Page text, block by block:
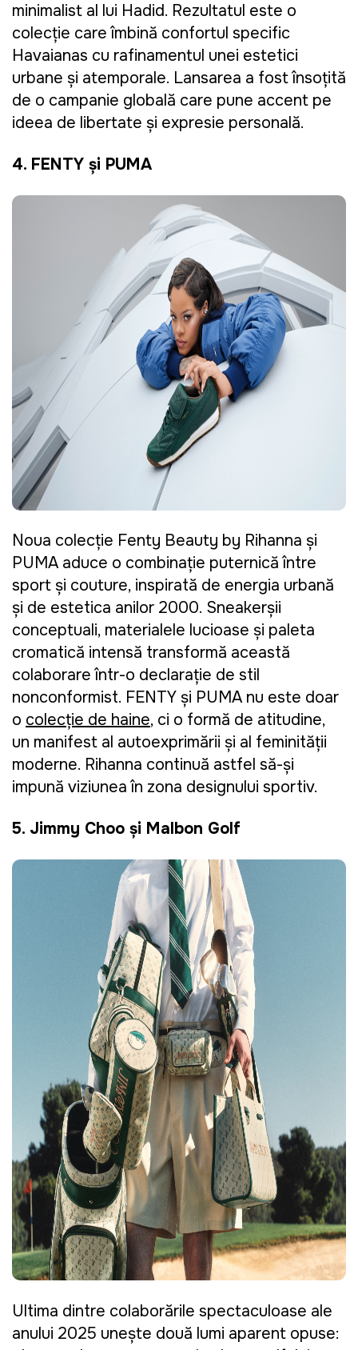
minimalist al lui Hadid. Rezultatul este o
colecție care îmbină confortul specific
Havaianas cu rafinamentul unei estetici
urbane și atemporale. Lansarea a fost însoțită
de o campanie globală care pune accent pe
ideea de libertate și expresie personală.
4. FENTY şi PUMA
Noua colecție Fenty Beauty by Rihanna și
PUMA aduce o combinație puternică între
sport și couture, inspirată de energia urbană
și de estetica anilor 2000. Sneakerșii
conceptuali, materialele lucioase și paleta
cromatică intensă transformă această
colaborare într-o declarație de stil
nonconformist. FENTY și PUMA nu este doar
o colecție de haine, ci o formă de atitudine,
un manifest al autoexprimării și al feminității
moderne. Rihanna continuă astfel să-și
impună viziunea în zona designului sportiv.
5. Jimmy Choo şi Malbon Golf
Ultima dintre colaborările spectaculoase ale
anului 2025 unește două lumi aparent opuse: